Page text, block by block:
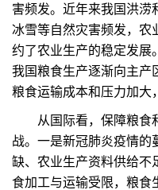
害频发。近年来我国洪涝
冰雪等自然灾害频发，农
约了农业生产的稳定发展
我国粮食生产逐渐向主产
粮食运输成本和压力加大
从国际看，保障粮食
战。一是新冠肺炎疫情的
缺、农业生产资料供给不
食加工与运输受限，粮食